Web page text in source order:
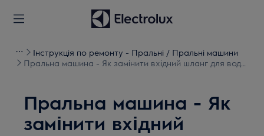
Інструкція по ремонту - Пральні / Пральні машини
Пральна машина - Як замінити вхідний шланг для води
Пральна машина - Як
замінити вхідний